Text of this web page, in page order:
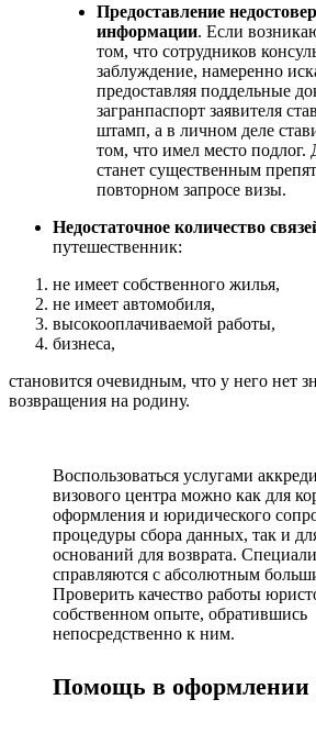
Предоставление
информации. Если
том, что сотрудников
заблуждение, намеренно
предоставляя поддельные
загранпаспорт заявителя
штамп, а в личном деле
том, что имел место подлог.
станет существенным
повторном запросе визы.
Недостаточное количество
путешественник:
не имеет собственного жилья,
не имеет автомобиля,
высокооплачиваемой работы,
бизнеса,
становится очевидным, что у него нет
возвращения на родину.
Воспользоваться услугами
визового центра можно как для
оформления и юридического
процедуры сбора данных, так и
оснований для возврата.
справляются с абсолютным
Проверить качество работы
собственном опыте, обратившись
непосредственно к ним.
Помощь в оформлении